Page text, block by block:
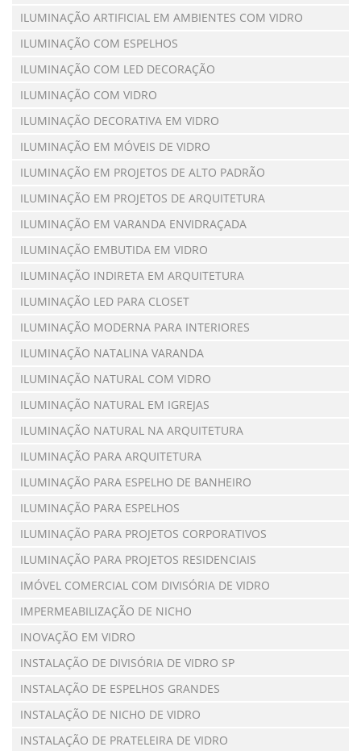
ILUMINAÇÃO ARTIFICIAL EM AMBIENTES COM VIDRO
ILUMINAÇÃO COM ESPELHOS
ILUMINAÇÃO COM LED DECORAÇÃO
ILUMINAÇÃO COM VIDRO
ILUMINAÇÃO DECORATIVA EM VIDRO
ILUMINAÇÃO EM MÓVEIS DE VIDRO
ILUMINAÇÃO EM PROJETOS DE ALTO PADRÃO
ILUMINAÇÃO EM PROJETOS DE ARQUITETURA
ILUMINAÇÃO EM VARANDA ENVIDRAÇADA
ILUMINAÇÃO EMBUTIDA EM VIDRO
ILUMINAÇÃO INDIRETA EM ARQUITETURA
ILUMINAÇÃO LED PARA CLOSET
ILUMINAÇÃO MODERNA PARA INTERIORES
ILUMINAÇÃO NATALINA VARANDA
ILUMINAÇÃO NATURAL COM VIDRO
ILUMINAÇÃO NATURAL EM IGREJAS
ILUMINAÇÃO NATURAL NA ARQUITETURA
ILUMINAÇÃO PARA ARQUITETURA
ILUMINAÇÃO PARA ESPELHO DE BANHEIRO
ILUMINAÇÃO PARA ESPELHOS
ILUMINAÇÃO PARA PROJETOS CORPORATIVOS
ILUMINAÇÃO PARA PROJETOS RESIDENCIAIS
IMÓVEL COMERCIAL COM DIVISÓRIA DE VIDRO
IMPERMEABILIZAÇÃO DE NICHO
INOVAÇÃO EM VIDRO
INSTALAÇÃO DE DIVISÓRIA DE VIDRO SP
INSTALAÇÃO DE ESPELHOS GRANDES
INSTALAÇÃO DE NICHO DE VIDRO
INSTALAÇÃO DE PRATELEIRA DE VIDRO